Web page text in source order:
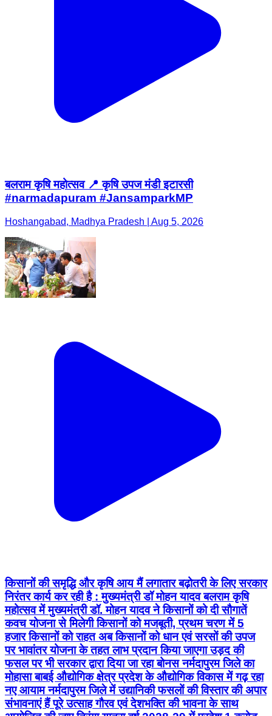
बलराम कृषि महोत्सव 📍 कृषि उपज मंडी इटारसी
#narmadapuram #JansamparkMP
Hoshangabad, Madhya Pradesh | Aug 5, 2026
किसानों की समृद्धि और कृषि आय मैं लगातार बढ़ोतरी के लिए सरकार
निरंतर कार्य कर रही है : मुख्यमंत्री डॉ मोहन यादव बलराम कृषि
महोत्सव में मुख्यमंत्री डॉ. मोहन यादव ने किसानों को दी सौगातें
कवच योजना से मिलेगी किसानों को मजबूती, प्रथम चरण में 5
हजार किसानों को राहत अब किसानों को धान एवं सरसों की उपज
पर भावांतर योजना के तहत लाभ प्रदान किया जाएगा उड़द की
फसल पर भी सरकार द्वारा दिया जा रहा बोनस नर्मदापुरम जिले का
मोहासा बाबई औद्योगिक क्षेत्र प्रदेश के औद्योगिक विकास में गढ़ रहा
नए आयाम नर्मदापुरम जिले में उद्यानिकी फसलों की विस्तार की अपार
संभावनाएं हैं पूरे उत्साह गौरव एवं देशभक्ति की भावना के साथ